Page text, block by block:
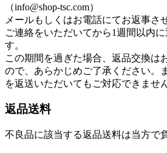
（info@shop-tsc.com）
メールもしくはお電話にてお返事さ
ご連絡をいただいてから1週間以内
す。
この期間を過ぎた場合、返品交換は
ので、あらかじめご了承ください。
を返送いただいてもご対応できませ
返品送料
不良品に該当する返品送料は当方で